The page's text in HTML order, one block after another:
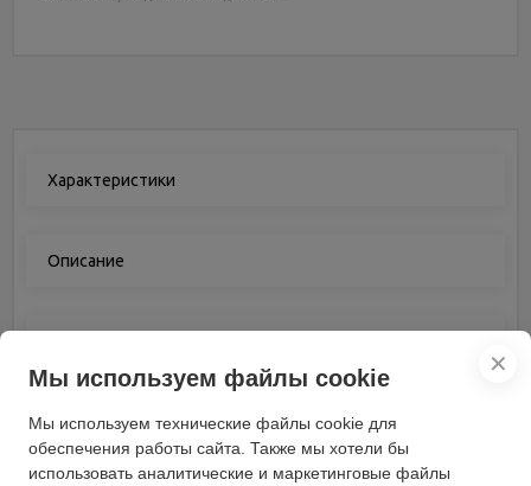
Характеристики
Описание
Характеристики
✕
Мы используем файлы cookie
Мы используем технические файлы cookie для
обеспечения работы сайта. Также мы хотели бы
использовать аналитические и маркетинговые файлы